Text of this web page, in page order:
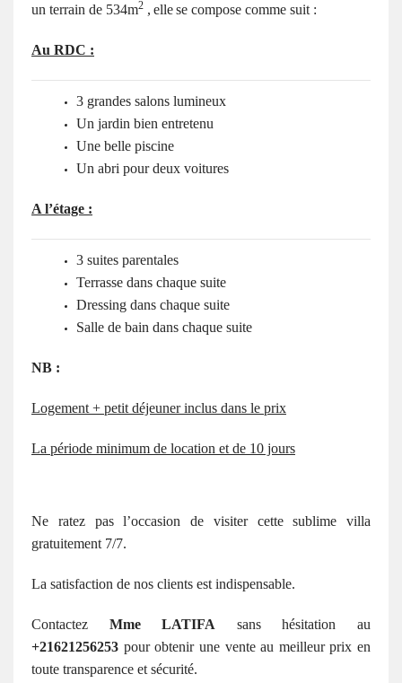
un terrain de 534m2 , ellese compose comme suit :
Au RDC :
3 grandes salons lumineux
Un jardin bien entretenu
Une belle piscine
Un abri pour deux voitures
A l’étage :
3 suites parentales
Terrasse dans chaque suite
Dressing dans chaque suite
Salle de bain dans chaque suite
NB :
Logement + petit déjeuner inclus dans le prix
La période minimum de location et de 10 jours
Ne ratez pas l’occasion de visiter cette sublime villa
gratuitement 7/7.
La satisfaction de nos clients est indispensable.
Contactez Mme LATIFA sans hésitation au
+21621256253 pour obtenir une vente au meilleur prix en
toute transparence et sécurité.